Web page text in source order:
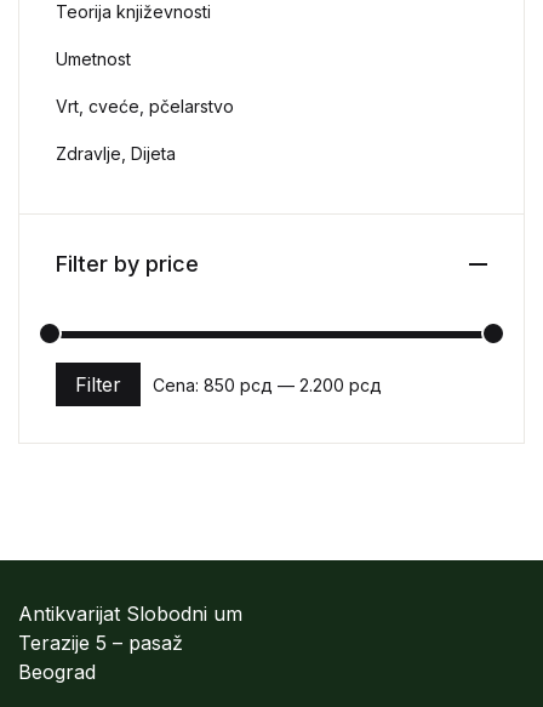
Teorija književnosti
Umetnost
Vrt, cveće, pčelarstvo
Zdravlje, Dijeta
Filter by price
Minimalna cena
Maksimalna cena
Filter Cena: 850 рсд — 2.200 рсд
Antikvarijat Slobodni um
Terazije 5 – pasaž
Beograd